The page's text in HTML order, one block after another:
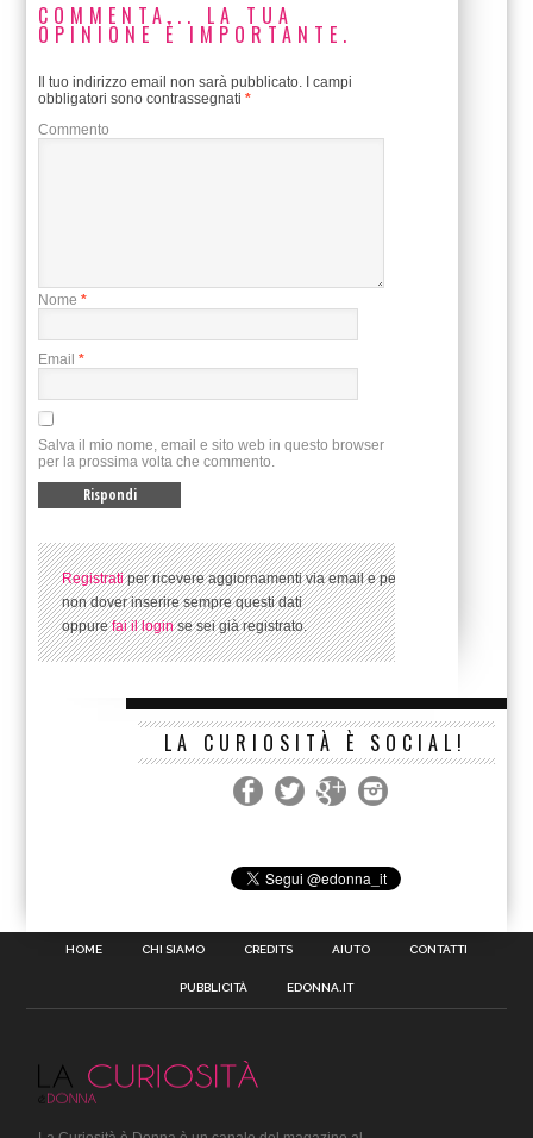
COMMENTA... LA TUA
OPINIONE È IMPORTANTE.
Il tuo indirizzo email non sarà pubblicato. I campi
obbligatori sono contrassegnati*
Commento
Nome *
Email *
Salva il mio nome, email e sito web in questo browser
per la prossima volta che commento.
Registratiper ricevere aggiornamenti via email e per
non dover inserire sempre questi dati
oppurefai il loginse sei già registrato.
LA CURIOSITÀ È SOCIAL!
HOME CHI SIAMO CREDITS AIUTO CONTATTI
PUBBLICITÀ EDONNA.IT